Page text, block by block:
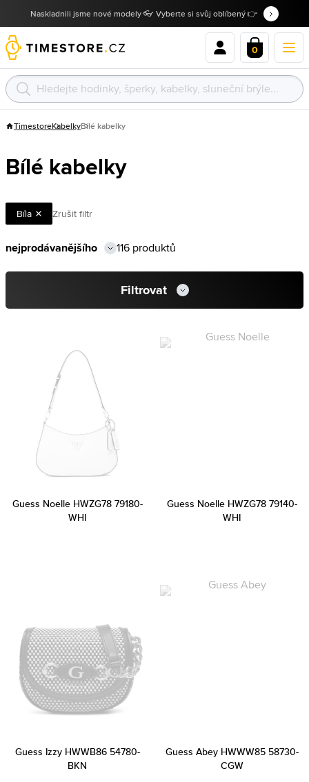
Naskladnili jsme nové modely 👓 Vyberte si svůj oblíbený 👉
0
TimestoreKabelkyBílé kabelky
Bílé kabelky
Bíla Zrušit filtr
116 produktů
Filtrovat
Guess Noelle HWZG78 79180-
WHI
Guess Noelle HWZG78 79140-
WHI
Guess Izzy HWWB86 54780-
BKN
Guess Abey HWWW85 58730-
CGW